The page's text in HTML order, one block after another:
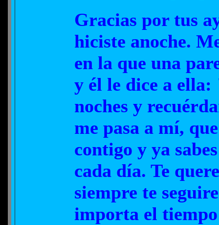
Gracias por tus
hiciste anoche.
en la que una
y él le dice a ella:
noches y
me pasa a mí,
contigo y ya
cada día. Te
siempre te
importa el tiempo